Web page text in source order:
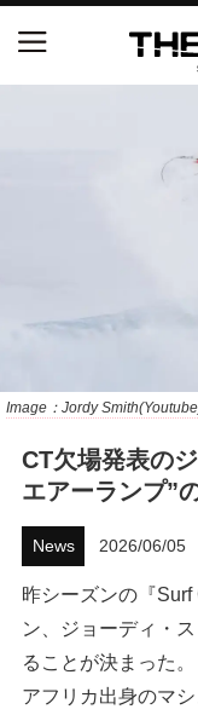
Image：Jordy
CT欠場発表の
エアーランプ”
News 2026/06/05
昨シーズンの『
ン、ジョーディ・
ることが決まった
アフリカ出身のマ
NSAと茅ヶ
【五十嵐カ
ックとの豪
製品情報
特集
ホ
ウェ